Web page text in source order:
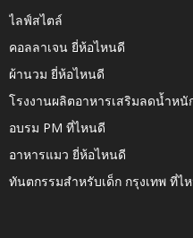
ไลฟ์สไตล์
คอลลาเจน ยี่ห้อไหนดี
ผ้านวม ยี่ห้อไหนดี
โรงงานผลิตอาหารเสริมลดน้ำหนั
อบรม PM ที่ไหนดี
อาหารแมว ยี่ห้อไหนดี
ทันตกรรมสำหรับเด็ก กรุงเทพ ที่ไ